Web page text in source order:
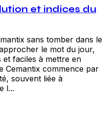
et indices du
sans tomber dans le
le mot du jour,
et faciles à mettre en
Cemantix commence par
souvent liée à
l...